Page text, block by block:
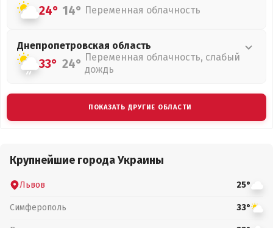
24° 14° Переменная облачность
Днепропетровская область
33° 24° Переменная облачность, слабый
дождь
ПОКАЗАТЬ ДРУГИЕ ОБЛАСТИ
Крупнейшие города Украины
Львов 25°
Симферополь 33°